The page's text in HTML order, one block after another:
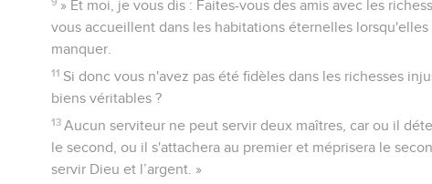
» Et moi, je vous dis : Faites-vous des amis avec les
vous accueillent dans les habitations éternelles
manquer.
11 Si donc vous n'avez pas été fidèles dans les richesses
biens véritables ?
13 Aucun serviteur ne peut servir deux maîtres, car ou il
le second, ou il s'attachera au premier et méprisera le
servir Dieu et l’argent. »